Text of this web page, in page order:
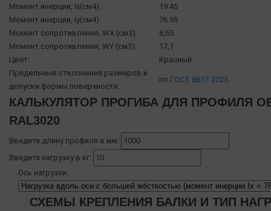
Момент инерции, Ix(см4):
19.45
Момент инерции, Iy(см4):
76.95
Момент сопротивления, WX (см3):
8,65
Момент сопротивления, WY (см3):
17,1
Цвет:
Красный
Предельные отклонения размеров и
допуски формы поверхности:
по ГОСТ 8617-2025
КАЛЬКУЛЯТОР ПРОГИБА ДЛЯ ПРОФИЛЯ
RAL3020
Введите длину профиля в мм:
Введите нагрузку в кг:
Ось нагрузки:
СХЕМЫ КРЕПЛЕНИЯ БАЛКИ И ТИП